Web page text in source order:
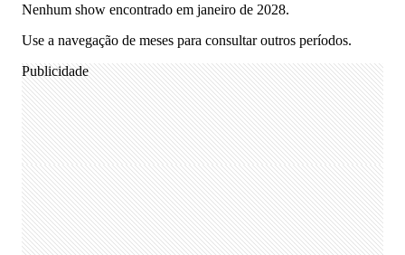
Nenhum show encontrado em janeiro de 2028.
Use a navegação de meses para consultar outros períodos.
Publicidade